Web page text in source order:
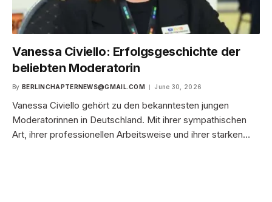
Vanessa Civiello: Erfolgsgeschichte der
beliebten Moderatorin
By BERLINCHAPTERNEWS@GMAIL.COM June 30, 2026
Vanessa Civiello gehört zu den bekanntesten jungen
Moderatorinnen in Deutschland. Mit ihrer sympathischen
Art, ihrer professionellen Arbeitsweise und ihrer starken…